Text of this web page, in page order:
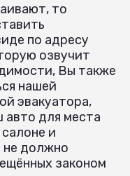
то
по адресу
озвучит
Вы также
нашей
эвакуатора,
для места
и
не должно
законом